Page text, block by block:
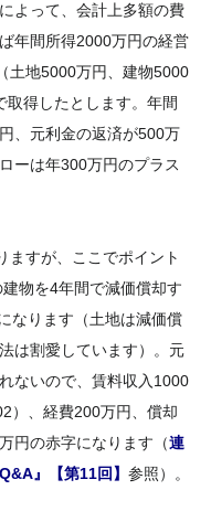
よって、会計上多額の費
年間所得2000万円の経営
土地5000万円、建物5000
得したとします。年間
、元利金の返済が500万
ーは年300万円のプラス
ますが、ここでポイント
物を4年間で減価償却す
なります（土地は減価償
は割愛しています）。元
ないので、賃料収入1000
）、経費200万円、償却
円の赤字になります（連
』【第11回】 参照）。